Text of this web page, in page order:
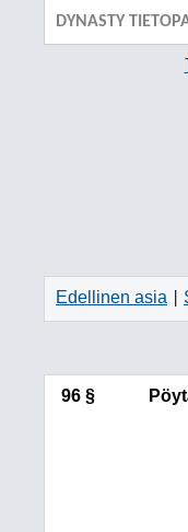
DYNASTY
Edellinen asia
96 §